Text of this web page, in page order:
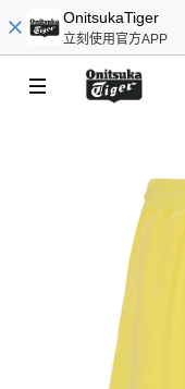
OnitsukaTiger
立刻使用官方APP